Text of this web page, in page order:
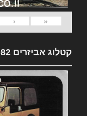
«
‹
קטלוג אביזרים 1982 Jeep